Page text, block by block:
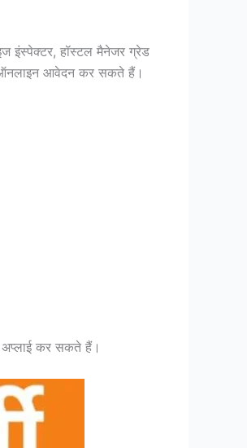
इंस्पेक्टर, हॉस्टल मैनेजर ग्रेड
ऑनलाइन आवेदन कर सकते हैं।
अप्लाई कर सकते हैं।